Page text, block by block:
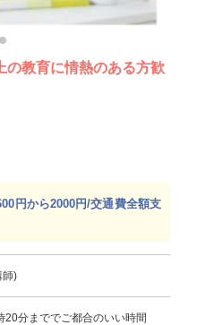
の教育に情熱のある方歓
円から2000円/交通費全額支
師)
20分まででご都合のいい時間